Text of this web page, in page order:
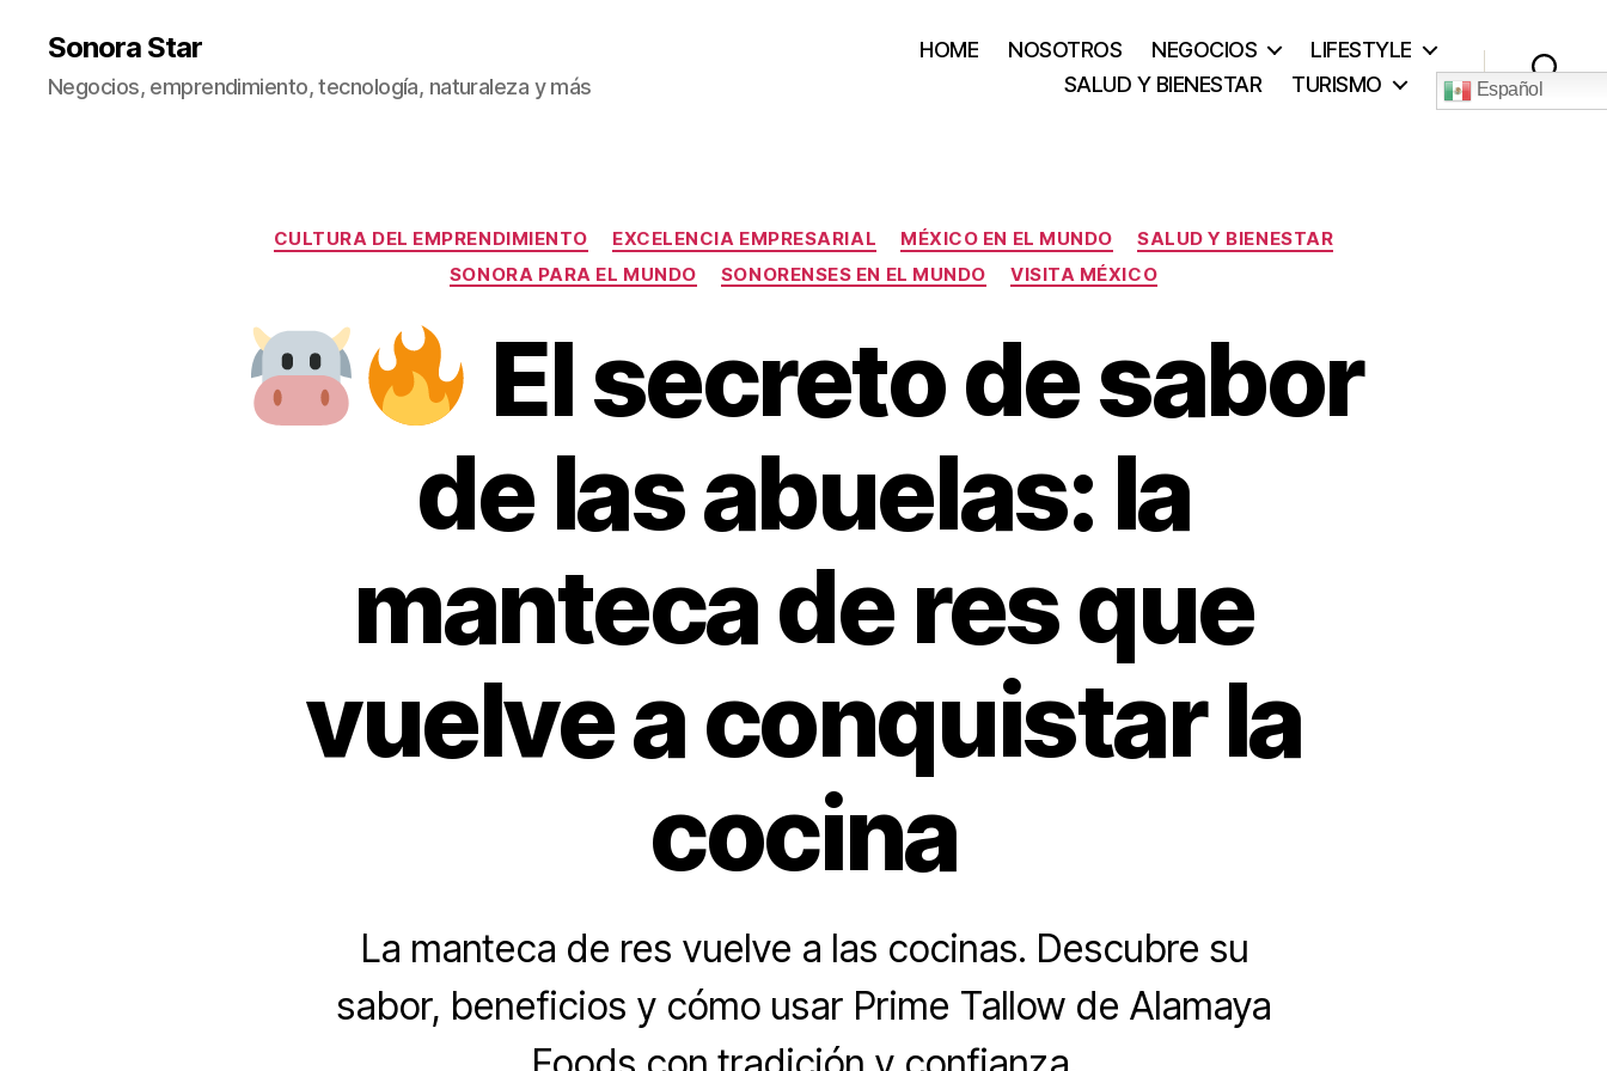
Sonora Star
Negocios, emprendimiento, tecnología, naturaleza y más
HOME NOSOTROS NEGOCIOS
LIFESTYLE
SALUD Y BIENESTAR
TURISMO EspañolBuscar
Categorías
CULTURA DEL EMPRENDIMIENTO EXCELENCIA EMPRESARIAL MÉXICO EN EL MUNDO
SALUD Y BIENESTAR
SONORA PARA EL MUNDO
SONORENSES EN EL MUNDO VISITA MÉXICO
El secreto de sabor
de las abuelas: la
manteca de res que
vuelve a conquistar la
cocina
La manteca de res vuelve a las cocinas. Descubre su
sabor, beneficios y cómo usar Prime Tallow de Alamaya